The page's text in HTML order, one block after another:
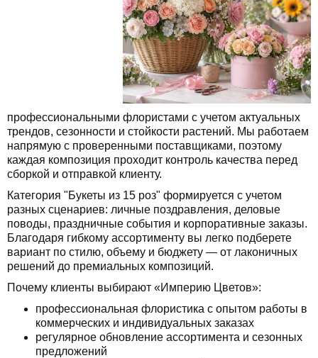
профессиональными флористами с учетом актуальных
трендов, сезонности и стойкости растений. Мы работаем
напрямую с проверенными поставщиками, поэтому
каждая композиция проходит контроль качества перед
сборкой и отправкой клиенту.
Категория "Букеты из 15 роз" формируется с учетом
разных сценариев: личные поздравления, деловые
поводы, праздничные события и корпоративные заказы.
Благодаря гибкому ассортименту вы легко подберете
вариант по стилю, объему и бюджету — от лаконичных
решений до премиальных композиций.
Почему клиенты выбирают «Империю Цветов»:
профессиональная флористика с опытом работы в
коммерческих и индивидуальных заказах
регулярное обновление ассортимента и сезонных
предложений